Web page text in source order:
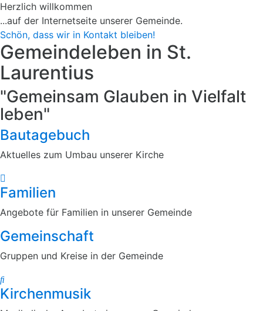
Herzlich willkommen
...auf der Internetseite unserer Gemeinde.
Schön, dass wir in Kontakt bleiben!
Gemeindeleben in St.
Laurentius
"Gemeinsam Glauben in Vielfalt
leben"
Bautagebuch
Aktuelles zum Umbau unserer Kirche
Familien
Angebote für Familien in unserer Gemeinde
Gemeinschaft
Gruppen und Kreise in der Gemeinde
Kirchenmusik